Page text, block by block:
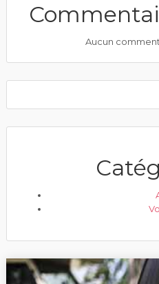
Aucun